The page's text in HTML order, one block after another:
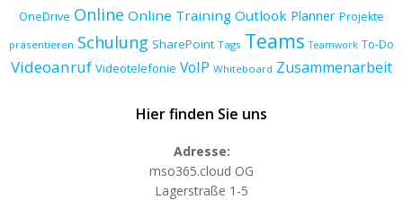
OneDrive Online Online Training Outlook Planner Projekte
präsentieren Schulung SharePoint Tags Teams Teamwork To-Do
Videoanruf Videotelefonie VoIP Whiteboard Zusammenarbeit
Hier finden Sie uns
Adresse:
mso365.cloud OG
Lagerstraße 1-5